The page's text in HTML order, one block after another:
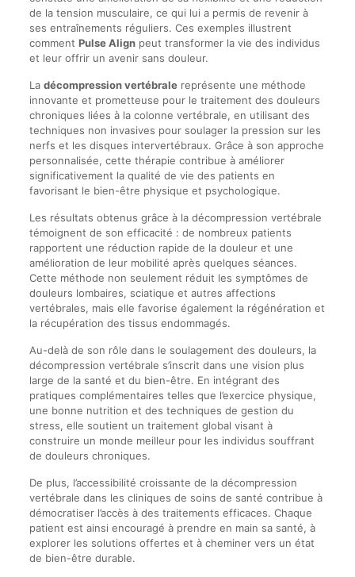
de la tension musculaire, ce qui lui a permis de revenir à
ses entraînements réguliers. Ces exemples illustrent
comment Pulse Alignpeut transformer la vie des individus
et leur offrir un avenir sans douleur.
La décompression vertébralereprésente une méthode
innovante et prometteuse pour le traitement des douleurs
chroniques liées à la colonne vertébrale, en utilisant des
techniques non invasives pour soulager la pression sur les
nerfs et les disques intervertébraux. Grâce à son approche
personnalisée, cette thérapie contribue à améliorer
significativement la qualité de vie des patients en
favorisant le bien-être physique et psychologique.
Les résultats obtenus grâce à la décompression vertébrale
témoignent de son efficacité : de nombreux patients
rapportent une réduction rapide de la douleur et une
amélioration de leur mobilité après quelques séances.
Cette méthode non seulement réduit les symptômes de
douleurs lombaires, sciatique et autres affections
vertébrales, mais elle favorise également la régénération et
la récupération des tissus endommagés.
Au-delà de son rôle dans le soulagement des douleurs, la
décompression vertébrale s’inscrit dans une vision plus
large de la santé et du bien-être. En intégrant des
pratiques complémentaires telles que l’exercice physique,
une bonne nutrition et des techniques de gestion du
stress, elle soutient un traitement global visant à
construire un monde meilleur pour les individus souffrant
de douleurs chroniques.
De plus, l’accessibilité croissante de la décompression
vertébrale dans les cliniques de soins de santé contribue à
démocratiser l’accès à des traitements efficaces. Chaque
patient est ainsi encouragé à prendre en main sa santé, à
explorer les solutions offertes et à cheminer vers un état
de bien-être durable.